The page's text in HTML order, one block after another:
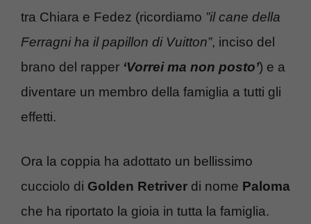
tra Chiara e Fedez (ricordiamo ”il cane della
Ferragni ha il papillon di Vuitton”, inciso del
brano del rapper ‘Vorrei ma non posto’) e a
diventare un membro della famiglia a tutti gli
effetti.
Ora la coppia ha adottato un bellissimo
cucciolo di Golden Retriver di nome Paloma
che ha riportato la gioia in tutta la famiglia.